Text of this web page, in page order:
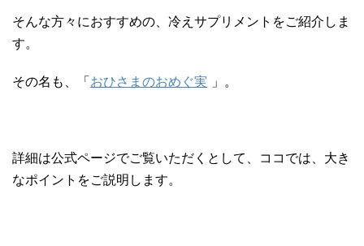
そんな方々におすすめの、冷えサプリメントをご紹介しま
す。
その名も、「 おひさまのおめぐ実 」。
詳細は公式ページでご覧いただくとして、ココでは、大き
なポイントをご説明します。